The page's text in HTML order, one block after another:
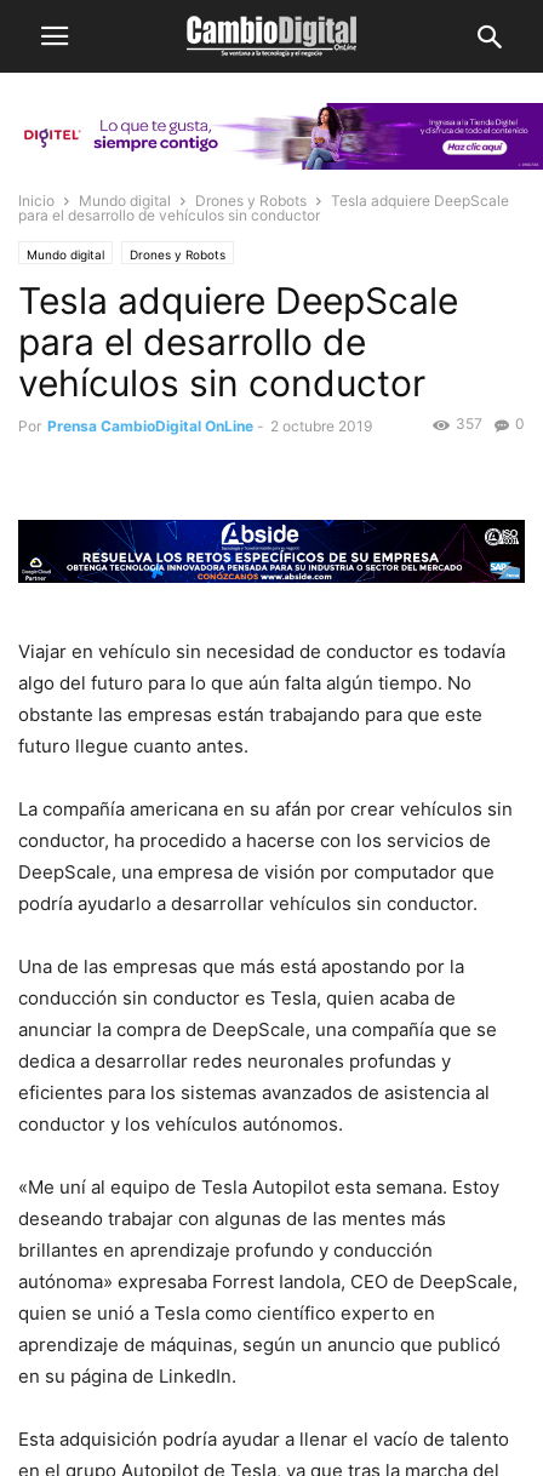
Inicio Mundo digital Drones y Robots
Tesla adquiere DeepScale
para el desarrollo de vehículos sin conductor
Mundo digital Drones y Robots
Tesla adquiere DeepScale
para el desarrollo de
vehículos sin conductor
Por Prensa CambioDigital OnLine - 2 octubre 2019 0
357
Viajar en vehículo sin necesidad de conductor es todavía
algo del futuro para lo que aún falta algún tiempo. No
obstante las empresas están trabajando para que este
futuro llegue cuanto antes.
La compañía americana en su afán por crear vehículos sin
conductor, ha procedido a hacerse con los servicios de
DeepScale, una empresa de visión por computador que
podría ayudarlo a desarrollar vehículos sin conductor.
Una de las empresas que más está apostando por la
conducción sin conductor es Tesla, quien acaba de
anunciar la compra de DeepScale, una compañía que se
dedica a desarrollar redes neuronales profundas y
eficientes para los sistemas avanzados de asistencia al
conductor y los vehículos autónomos.
«Me uní al equipo de Tesla Autopilot esta semana. Estoy
deseando trabajar con algunas de las mentes más
brillantes en aprendizaje profundo y conducción
autónoma» expresaba Forrest Iandola, CEO de DeepScale,
quien se unió a Tesla como científico experto en
aprendizaje de máquinas, según un anuncio que publicó
en su página de LinkedIn.
Esta adquisición podría ayudar a llenar el vacío de talento
en el grupo Autopilot de Tesla, ya que tras la marcha del